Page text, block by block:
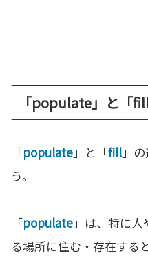
「populate」と「
「populate」と「fill」
う。
「populate」は、特に人
る場所に住む・存在する